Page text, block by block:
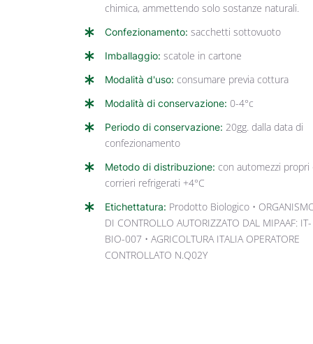
chimica, ammettendo solo sostanze naturali.
Confezionamento: sacchetti sottovuoto
Imballaggio: scatole in cartone
Modalità d'uso: consumare previa cottura
Modalità di conservazione: 0-4°c
Periodo di conservazione: 20gg. dalla data di
confezionamento
Metodo di distribuzione: con automezzi propri
corrieri refrigerati +4°C
Etichettatura: Prodotto Biologico •
DI CONTROLLO AUTORIZZATO DAL MIPAAF: IT-
BIO-007 • AGRICOLTURA ITALIA OPERATORE
CONTROLLATO N.Q02Y